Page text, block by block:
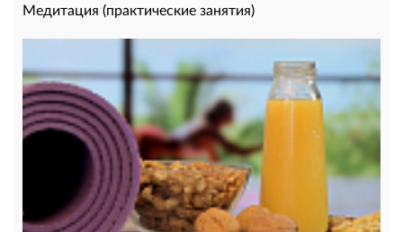
Медитация (практические занятия)